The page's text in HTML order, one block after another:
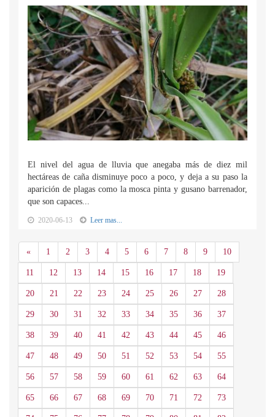
El nivel del agua de lluvia que anegaba más de diez mil
hectáreas de caña disminuye poco a poco, y deja a su paso la
aparición de plagas como la mosca pinta y gusano barrenador,
que son capaces...
2020-06-13 Leer mas...
«Anterior
1 2 3 4 5 6 7 8 9 10
11 12 13 14 15 16 17 18 19
20 21 22 23 24 25 26 27 28
29 30 31 32 33 34 35 36 37
38 39 40 41 42 43 44 45 46
47 48 49 50 51 52 53 54 55
56 57 58 59 60 61 62 63 64
65 66 67 68 69 70 71 72 73